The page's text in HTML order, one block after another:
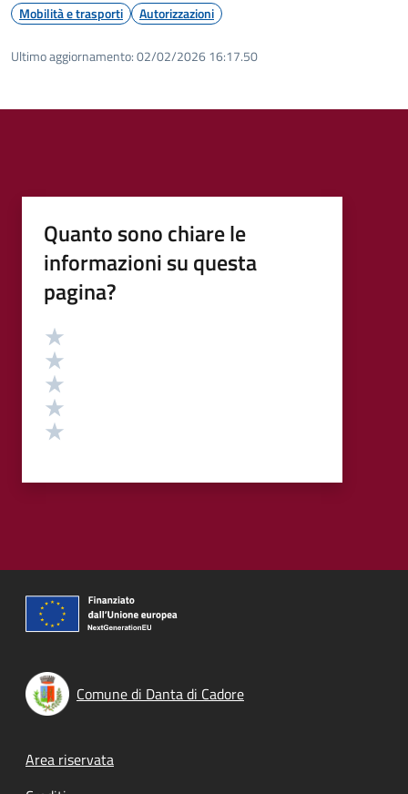
Mobilità e trasporti Autorizzazioni
Ultimo aggiornamento:02/02/2026 16:17.50
Quanto sono chiare le
informazioni su questa
pagina?
Valutazione
Comune di Danta di Cadore
Footer menu
Area riservata